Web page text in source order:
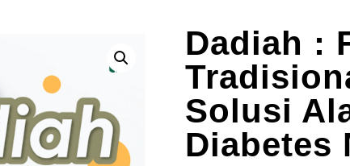
Dadiah :
Solusi
Diabetes